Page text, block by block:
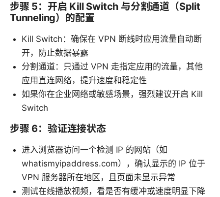
步骤 5：开启 Kill Switch 与分割通道（Split
Tunneling）的配置
Kill Switch：确保在 VPN 断线时应用流量自动断
开，防止数据暴露
分割通道：只通过 VPN 走指定应用的流量，其他
应用直连网络，提升速度和稳定性
如果你在企业网络或敏感场景，强烈建议开启 Kill
Switch
步骤 6：验证连接状态
进入浏览器访问一个检测 IP 的网站（如
whatismyipaddress.com），确认显示的 IP 位于
VPN 服务器所在地区，且页面未显示异常
测试在线播放视频，看是否有缓冲或速度明显下降